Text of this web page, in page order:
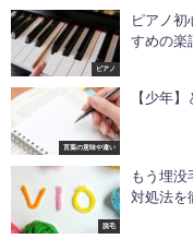
ピアノ
ピアノ初
すめの楽
言葉の意味や違い
【少年
脱毛
もう埋没
対処法を